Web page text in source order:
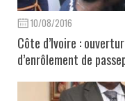
10/08/2016
Côte d’Ivoire :
d’enrôlement de